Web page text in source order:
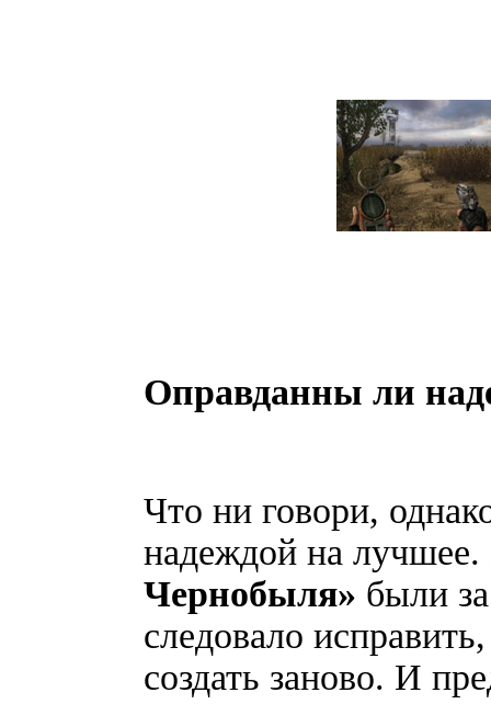
Оправданны ли
Что ни говори,
надеждой на
Чернобыля» были
следовало
создать заново. И